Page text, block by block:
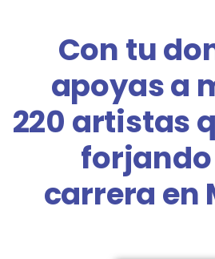
Con tu
apoyas a
220 artistas
carrera en